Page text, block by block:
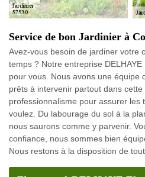
Service de bon Jardinier à
Avez-vous besoin de jardiner votre
temps ? Notre entreprise
pour vous. Nous avons une équipe
prêts à intervenir partout dans cette
professionnalisme pour assurer les
voulez. Du labourage du sol à la
nous saurons comme y parvenir.
confiance, nous sommes bien
Nous restons à la disposition de